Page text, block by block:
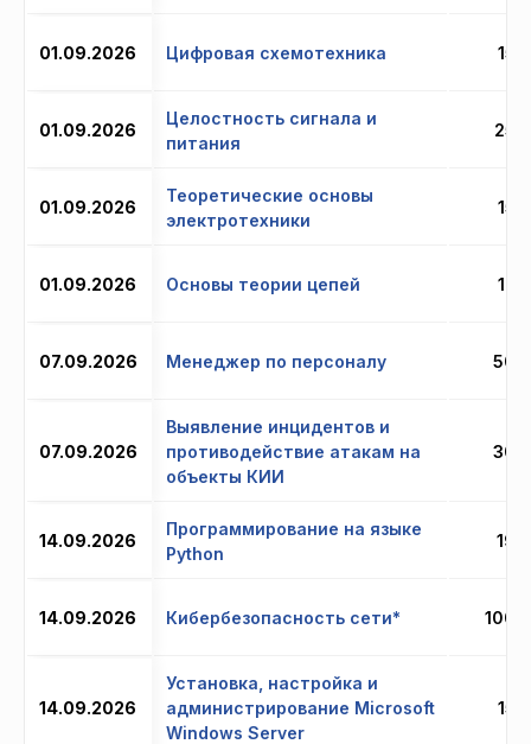
01.09.2026 Цифровая схемотехника 15
01.09.2026
Целостность сигнала и
питания
25
01.09.2026
Теоретические основы
электротехники
15
01.09.2026 Основы теории цепей 16
07.09.2026 Менеджер по персоналу 50
07.09.2026
Выявление инцидентов и
противодействие атакам на
объекты КИИ
30
14.09.2026
Программирование на языке
Python
19
14.09.2026 Кибербезопасность сети* 100
14.09.2026
Установка, настройка и
администрирование Microsoft
Windows Server
15